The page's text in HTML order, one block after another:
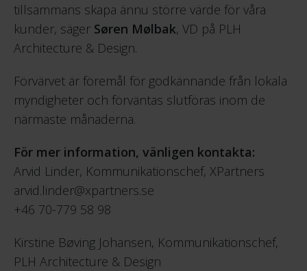
tillsammans skapa ännu större värde för våra
kunder, säger Søren Mølbak, VD på PLH
Architecture & Design.
Förvärvet är föremål för godkännande från lokala
myndigheter och förväntas slutföras inom de
närmaste månaderna.
För mer information, vänligen kontakta:
Arvid Linder, Kommunikationschef, XPartners
arvid.linder@xpartners.se
+46 70-779 58 98
Kirstine Bøving Johansen, Kommunikationschef,
PLH Architecture & Design